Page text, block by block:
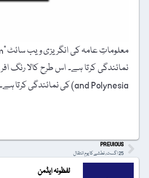
and Polynesia) کی نمائندگی کرتا ہے۔
PREVIOUS
25 اگست، نطشے کا یومِ انتقال
لفظونہ ایڈمن